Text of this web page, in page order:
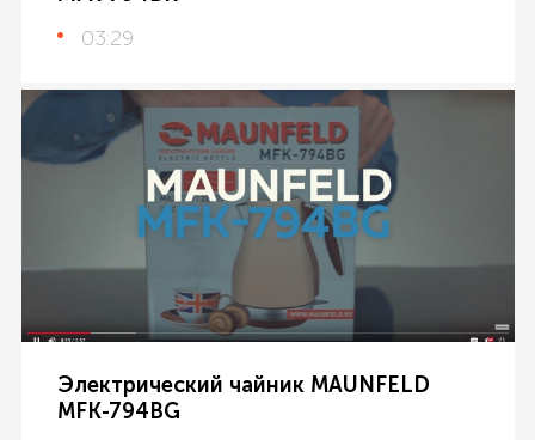
03:29
Электрический чайник MAUNFELD
MFK-794BG